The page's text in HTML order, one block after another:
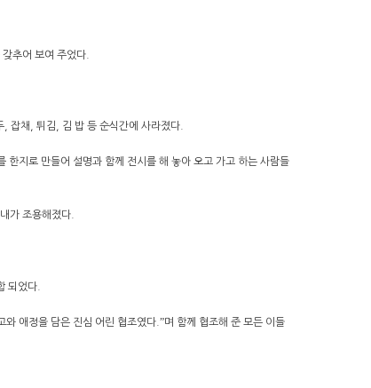
추어 보여 주었다.
잡채, 튀김, 김 밥 등 순식간에 사라졌다.
한지로 만들어 설명과 함께 전시를 해 놓아 오고 가고 하는 사람들
가 조용해졌다.
되었다.
애정을 담은 진심 어린 협조였다.ˮ며 함께 협조해 준 모든 이들